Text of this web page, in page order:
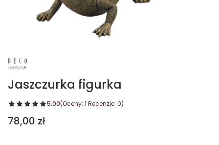
Jaszczurka figurka
5.00(Oceny: 1 Recenzje: 0)
Cena
78,00 zł